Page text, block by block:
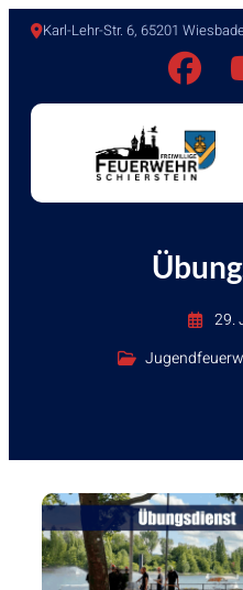
Karl-Lehr-Str. 6, 65201
29.